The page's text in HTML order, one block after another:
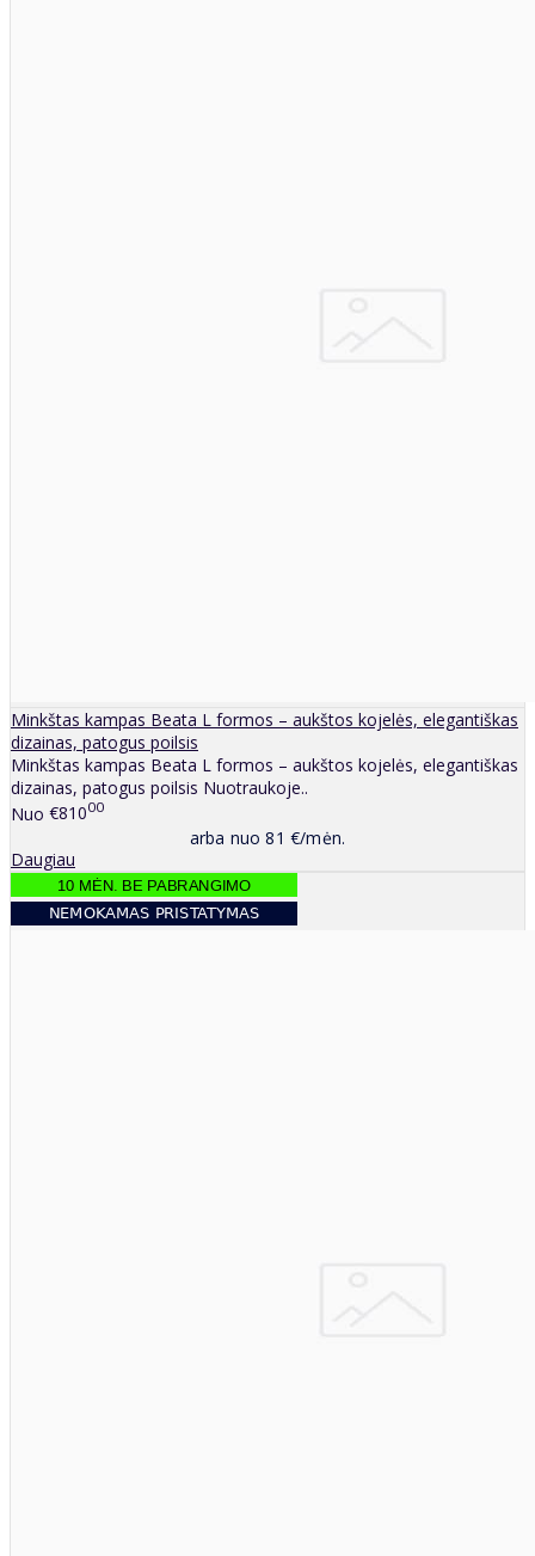
Minkštas kampas Beata L formos – aukštos kojelės, elegantiškas
dizainas, patogus poilsis
Minkštas kampas Beata L formos – aukštos kojelės, elegantiškas
dizainas, patogus poilsis Nuotraukoje..
Nuo €81000
arba nuo 81 €/mėn.
Daugiau